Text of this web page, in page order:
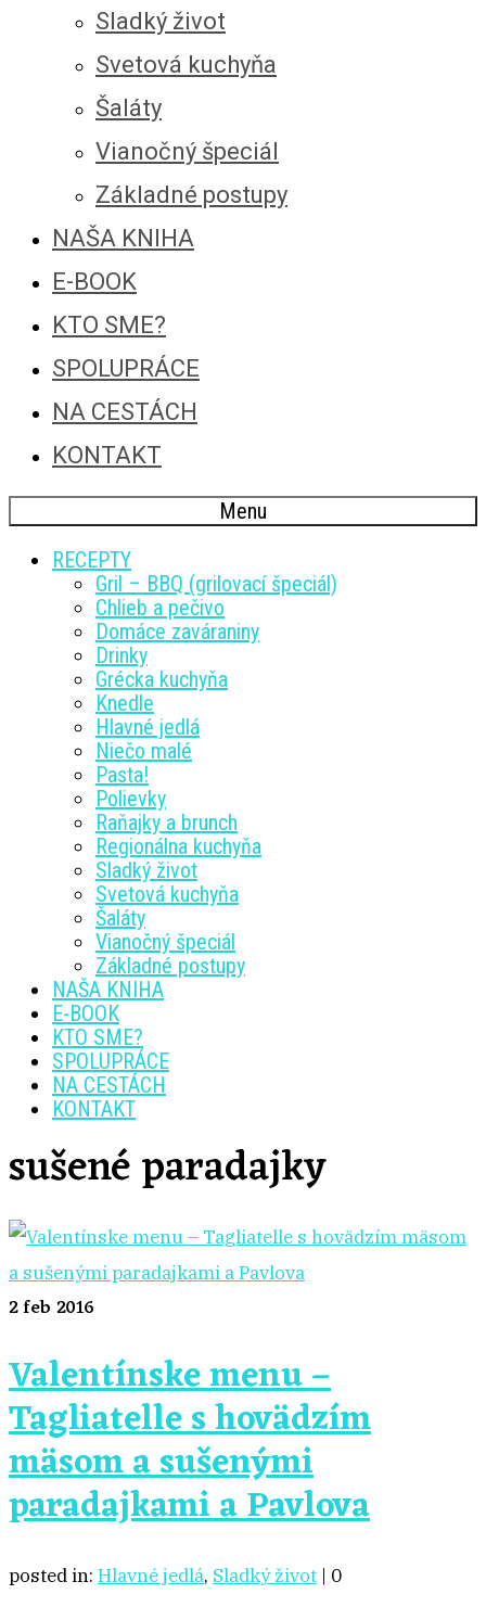
Sladký život
Svetová kuchyňa
Šaláty
Vianočný špeciál
Základné postupy
NAŠA KNIHA
E-BOOK
KTO SME?
SPOLUPRÁCE
NA CESTÁCH
KONTAKT
Menu
RECEPTY
Gril – BBQ (grilovací špeciál)
Chlieb a pečivo
Domáce zaváraniny
Drinky
Grécka kuchyňa
Knedle
Hlavné jedlá
Niečo malé
Pasta!
Polievky
Raňajky a brunch
Regionálna kuchyňa
Sladký život
Svetová kuchyňa
Šaláty
Vianočný špeciál
Základné postupy
NAŠA KNIHA
E-BOOK
KTO SME?
SPOLUPRÁCE
NA CESTÁCH
KONTAKT
sušené paradajky
2feb 2016
Valentínske menu –
Tagliatelle s hovädzím
mäsom a sušenými
paradajkami a Pavlova
posted in: Hlavné jedlá, Sladký život | 0